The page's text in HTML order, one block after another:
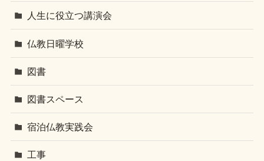
人生に役立つ講演会
仏教日曜学校
図書
図書スペース
宿泊仏教実践会
工事